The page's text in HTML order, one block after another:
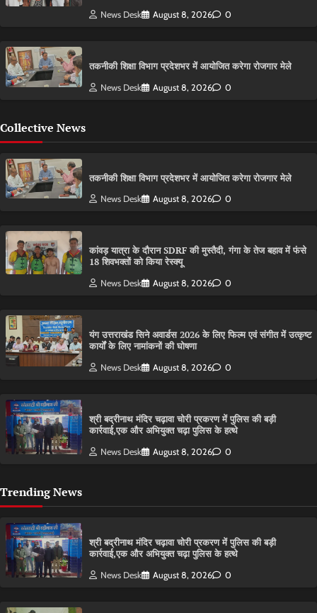
News Desk August 8, 2026 0
तकनीकी शिक्षा विभाग प्रदेशभर में आयोजित करेगा रोजगार मेले
News Desk August 8, 2026 0
Collective News
तकनीकी शिक्षा विभाग प्रदेशभर में आयोजित करेगा रोजगार मेले
News Desk August 8, 2026 0
कांवड़ यात्रा के दौरान SDRF की मुस्तैदी, गंगा के तेज बहाव में फंसे
18 शिवभक्तों को किया रेस्क्यू
News Desk August 8, 2026 0
यंग उत्तराखंड सिने अवार्डस 2026 के लिए फिल्म एवं संगीत में उत्कृष्ट
कार्यों के लिए नामांकनों की घोषणा
News Desk August 8, 2026 0
श्री बद्रीनाथ मंदिर चढ़ावा चोरी प्रकरण में पुलिस की बड़ी
कार्रवाई,एक और अभियुक्त चढ़ा पुलिस के हत्थे
News Desk August 8, 2026 0
Trending News
श्री बद्रीनाथ मंदिर चढ़ावा चोरी प्रकरण में पुलिस की बड़ी
कार्रवाई,एक और अभियुक्त चढ़ा पुलिस के हत्थे
News Desk August 8, 2026 0